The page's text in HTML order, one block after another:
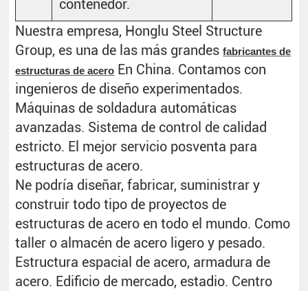
contenedor.
Nuestra empresa, Honglu Steel Structure
Group, es una de las más grandesfabricantes de
estructuras de acero En China. Contamos con
ingenieros de diseño experimentados.
Máquinas de soldadura automáticas
avanzadas. Sistema de control de calidad
estricto. El mejor servicio posventa para
estructuras de acero.
Ne podría diseñar, fabricar, suministrar y
construir todo tipo de proyectos de
estructuras de acero en todo el mundo. Como
taller o almacén de acero ligero y pesado.
Estructura espacial de acero, armadura de
acero. Edificio de mercado, estadio. Centro